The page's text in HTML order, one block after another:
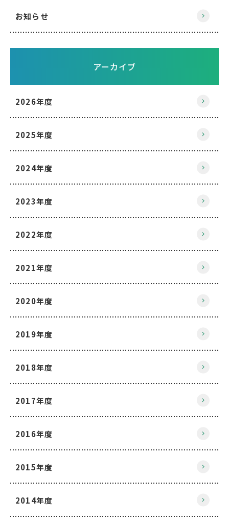
お知らせ
アーカイブ
2026年度
2025年度
2024年度
2023年度
2022年度
2021年度
2020年度
2019年度
2018年度
2017年度
2016年度
2015年度
2014年度